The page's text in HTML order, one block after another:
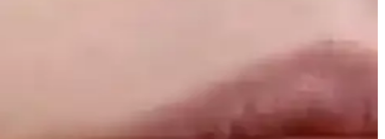
suya dayanıklılık sunuyor. Kullanıcı deneyimleri ve alternatif